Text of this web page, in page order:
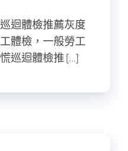
迴體檢推薦灰度
體檢，一般勞工
巡迴體檢推 […]